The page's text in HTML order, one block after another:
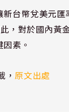
台幣兌美元
，對於國內黃
素。
，原文出處